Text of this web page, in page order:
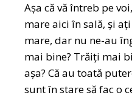
Așa că vă întreb pe
mare aici în sală, și
mare, dar nu ne-au
mai bine? Trăiți mai
așa? Că au toată
sunt în stare să fac o